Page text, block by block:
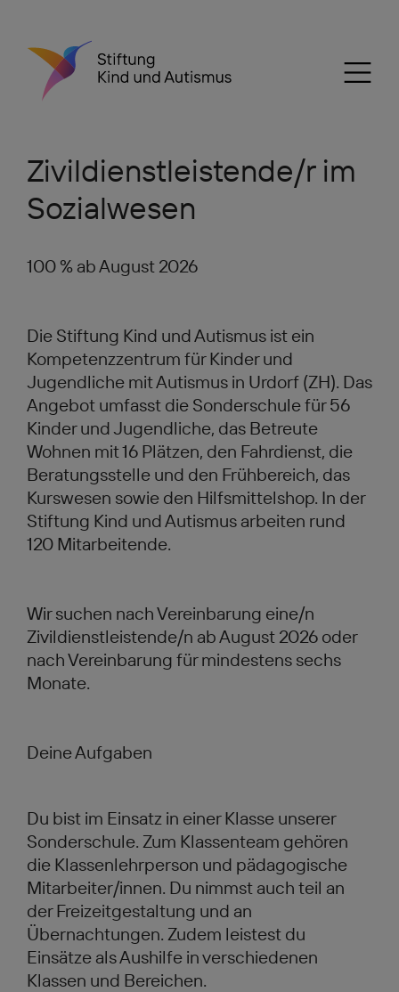
Zivildienstleistende/r im
Sozialwesen
100 % ab August 2026
Die Stiftung Kind und Autismus ist ein
Kompetenzzentrum für Kinder und
Jugendliche mit Autismus in Urdorf (ZH). Das
Angebot umfasst die Sonderschule für 56
Kinder und Jugendliche, das Betreute
Wohnen mit 16 Plätzen, den Fahrdienst, die
Beratungsstelle und den Frühbereich, das
Kurswesen sowie den Hilfsmittelshop. In der
Stiftung Kind und Autismus arbeiten rund
120 Mitarbeitende.
Wir suchen nach Vereinbarung eine/n
Zivildienstleistende/n ab August 2026 oder
nach Vereinbarung für mindestens sechs
Monate.
Deine Aufgaben
Du bist im Einsatz in einer Klasse unserer
Sonderschule. Zum Klassenteam gehören
die Klassenlehrperson und pädagogische
Mitarbeiter/innen. Du nimmst auch teil an
der Freizeitgestaltung und an
Übernachtungen. Zudem leistest du
Einsätze als Aushilfe in verschiedenen
Klassen und Bereichen.